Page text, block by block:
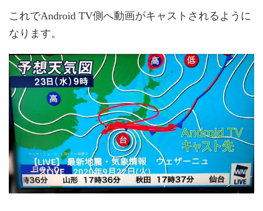
これでAndroid TV側へ動画がキャストされるように
なります。